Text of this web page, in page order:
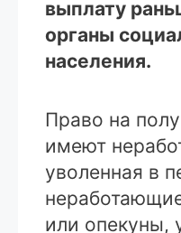
выплату
органы
населения.
Право на
имеют
уволенная в
или опекуны,